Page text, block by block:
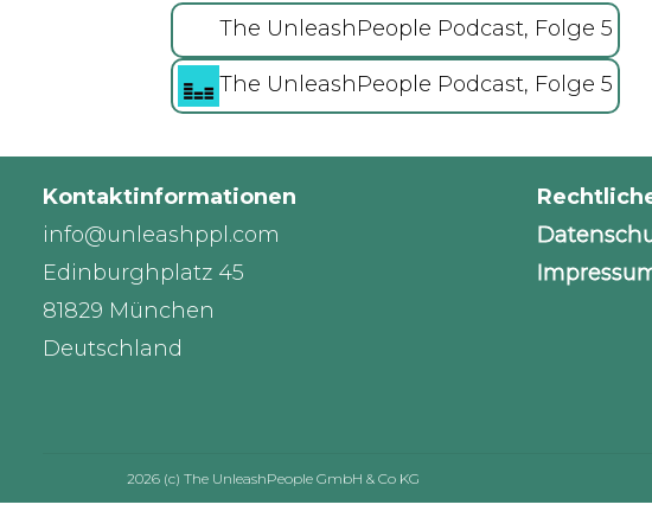
The UnleashPeople Podcast, Folge 5
The UnleashPeople Podcast, Folge 5
Kontaktinformationen
info@unleashppl.com
Edinburghplatz 45
81829 München
Deutschland
2026 (c) The UnleashPeople GmbH & Co KG